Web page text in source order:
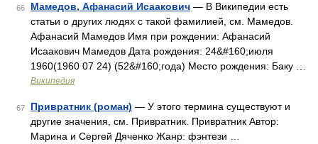
66 Мамедов, Афанасий Исаакович — В Википедии есть
статьи о других людях с такой фамилией, см. Мамедов.
Афанасий Мамедов Имя при рождении: Афанасий
Исаакович Мамедов Дата рождения: 24&#160;июля
1960(1960 07 24) (52&#160;года) Место рождения: Баку …
Википедия
67 Привратник (роман) — У этого термина существуют и
другие значения, см. Привратник. Привратник Автор:
Марина и Сергей Дяченко Жанр: фэнтези …